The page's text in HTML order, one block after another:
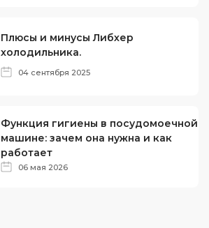
Плюсы и минусы Либхер
холодильника.
04 сентября 2025
Функция гигиены в посудомоечной
машине: зачем она нужна и как
работает
06 мая 2026